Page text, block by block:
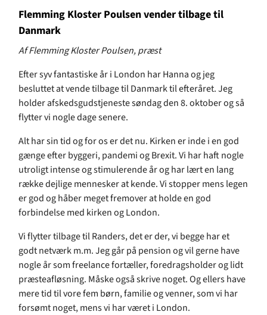
Flemming Kloster Poulsen vender tilbage til
Danmark
Af Flemming Kloster Poulsen, præst
Efter syv fantastiske år i London har Hanna og jeg
besluttet at vende tilbage til Danmark til efteråret. Jeg
holder afskedsgudstjeneste søndag den 8. oktober og så
flytter vi nogle dage senere.
Alt har sin tid og for os er det nu. Kirken er inde i en god
gænge efter byggeri, pandemi og Brexit. Vi har haft nogle
utroligt intense og stimulerende år og har lært en lang
række dejlige mennesker at kende. Vi stopper mens legen
er god og håber meget fremover at holde en god
forbindelse med kirken og London.
Vi flytter tilbage til Randers, det er der, vi begge har et
godt netværk m.m. Jeg går på pension og vil gerne have
nogle år som freelance fortæller, foredragsholder og lidt
præsteafløsning. Måske også skrive noget. Og ellers have
mere tid til vore fem børn, familie og venner, som vi har
forsømt noget, mens vi har været i London.